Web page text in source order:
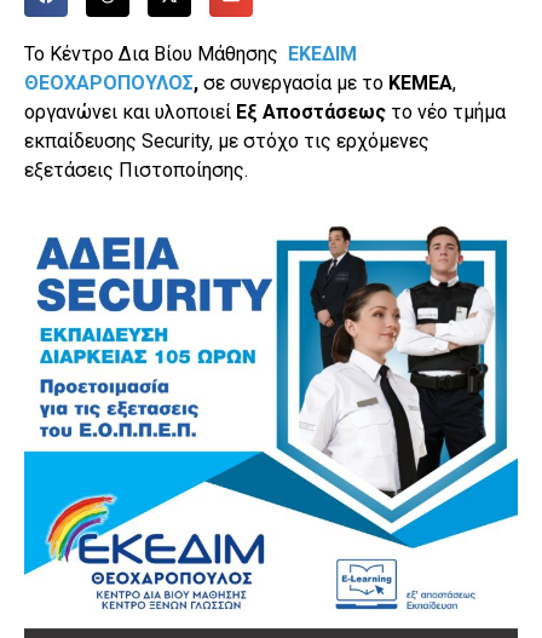
Το Κέντρο Δια Βίου Μάθησης ΕΚΕΔΙΜ
ΘΕΟΧΑΡΟΠΟΥΛΟΣ, σε συνεργασία με το ΚΕΜΕΑ,
οργανώνει και υλοποιεί Εξ Αποστάσεως το νέο τμήμα
εκπαίδευσης Security, με στόχο τις ερχόμενες
εξετάσεις Πιστοποίησης.